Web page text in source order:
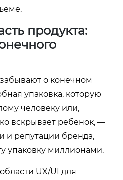
продукта:
забывают о конечном
упаковка, которую
человеку или,
вскрывает ребенок, —
и репутации бренда,
упаковку миллионами.
UX/UI для